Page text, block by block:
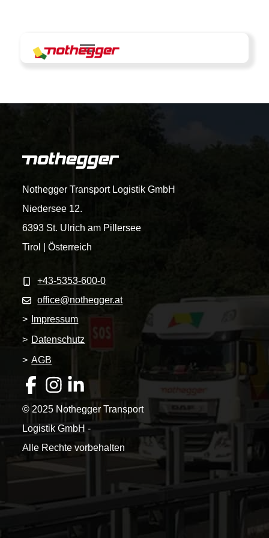
Nothegger Transport Logistik GmbH
Niedersee 12.
6393 St. Ulrich am Pillersee
Tirol | Österreich
+43-5353-600-0
office@nothegger.at
>
Impressum
> Datenschutz
> AGB
© 2025 Nothegger Transport
Logistik GmbH -
Alle Rechte vorbehalten